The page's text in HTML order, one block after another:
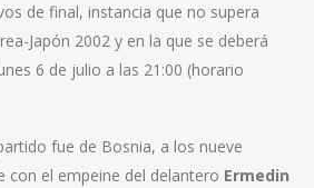
de final, instancia que no supera
Japón 2002 y en la que se deberá
6 de julio a las 21:00 (horario
fue de Bosnia, a los nueve
con el empeine del delantero Ermedin